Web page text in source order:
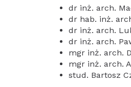
dr inż. arch.
dr hab. inż.
dr inż. arch.
dr inż. arch.
mgr inż. arch.
mgr inż. arch.
stud. Bartosz